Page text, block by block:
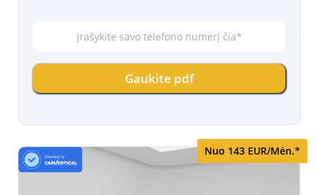
š
k
s
a
v
Gaukite pdf
Nuo 143 EUR/Mėn.*